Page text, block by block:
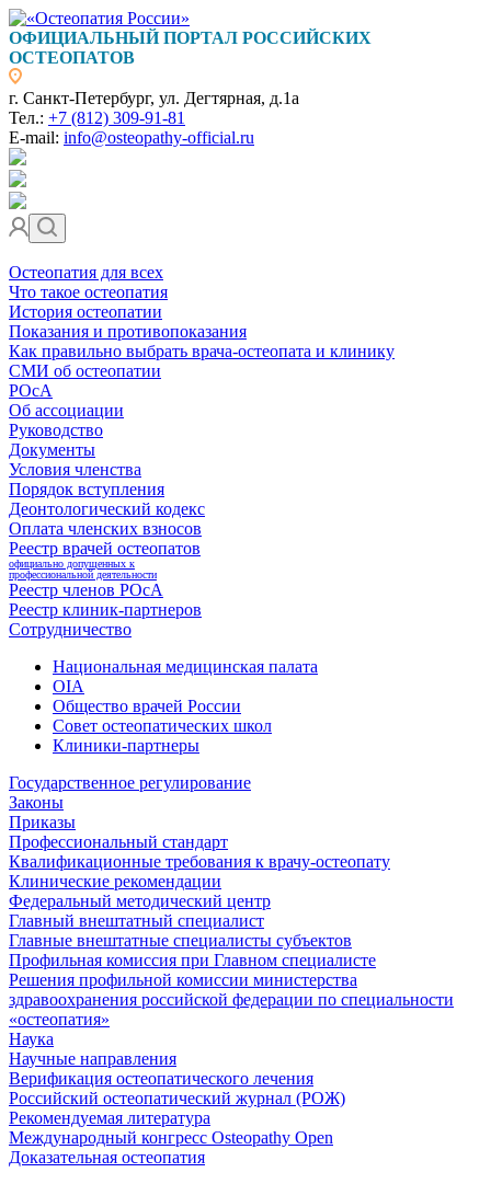
ОФИЦИАЛЬНЫЙ ПОРТАЛ РОССИЙСКИХ
ОСТЕОПАТОВ
г. Санкт-Петербург, ул. Дегтярная, д.1а
Тел.: +7 (812) 309-91-81
E-mail: info@osteopathy-official.ru
Остеопатия для всех
Что такое остеопатия
История остеопатии
Показания и противопоказания
Как правильно выбрать врача-остеопата и клинику
СМИ об остеопатии
РОсА
Об ассоциации
Руководство
Документы
Условия членства
Порядок вступления
Деонтологический кодекс
Оплата членских взносов
Реестр врачей остеопатов
официально допущенных к
профессиональной деятельности
Реестр членов РОсА
Реестр клиник-партнеров
Сотрудничество
Национальная медицинская палата
OIA
Общество врачей России
Совет остеопатических школ
Клиники-партнеры
Государственное регулирование
Законы
Приказы
Профессиональный стандарт
Квалификационные требования к врачу-остеопату
Клинические рекомендации
Федеральный методический центр
Главный внештатный специалист
Главные внештатные специалисты субъектов
Профильная комиссия при Главном специалисте
Решения профильной комиссии министерства
здравоохранения российской федерации по специальности
«остеопатия»
Наука
Научные направления
Верификация остеопатического лечения
Российский остеопатический журнал (РОЖ)
Рекомендуемая литература
Международный конгресс Osteopathy Open
Доказательная остеопатия